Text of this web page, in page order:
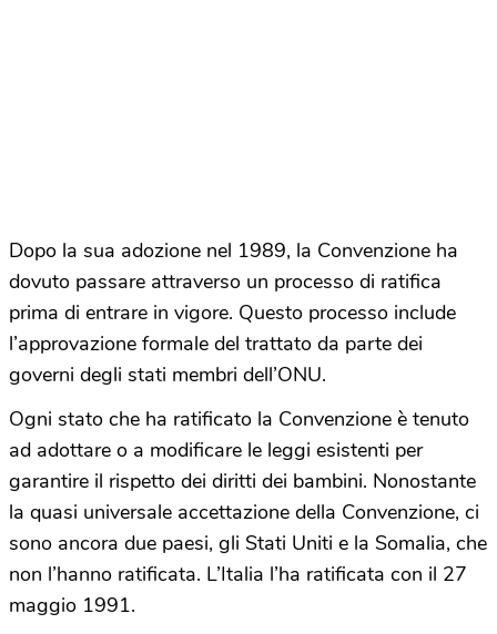
Dopo la sua adozione nel 1989, la Convenzione ha
dovuto passare attraverso un processo di ratifica
prima di entrare in vigore. Questo processo include
l’approvazione formale del trattato da parte dei
governi degli stati membri dell’ONU.
Ogni stato che ha ratificato la Convenzione è tenuto
ad adottare o a modificare le leggi esistenti per
garantire il rispetto dei diritti dei bambini. Nonostante
la quasi universale accettazione della Convenzione, ci
sono ancora due paesi, gli Stati Uniti e la Somalia, che
non l’hanno ratificata. L’Italia l’ha ratificata con il 27
maggio 1991.